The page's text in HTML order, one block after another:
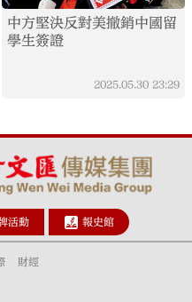
中方堅決反對美撤銷中國留
學生簽證
2025.05.30 23:29
活動 報史館
財經